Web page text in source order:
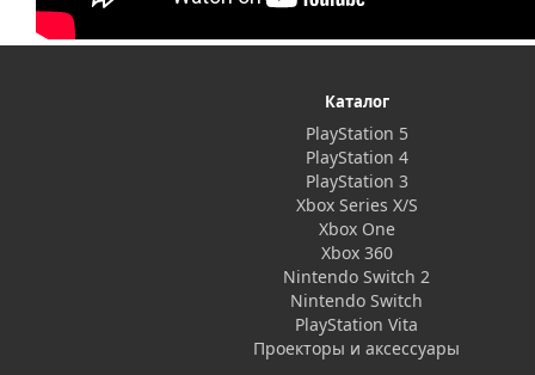
Каталог
PlayStation 5
PlayStation 4
PlayStation 3
Xbox Series X/S
Xbox One
Xbox 360
Nintendo Switch 2
Nintendo Switch
PlayStation Vita
Проекторы и аксессуары